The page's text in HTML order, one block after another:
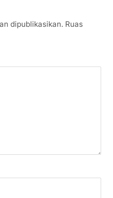
dipublikasikan. Ruas